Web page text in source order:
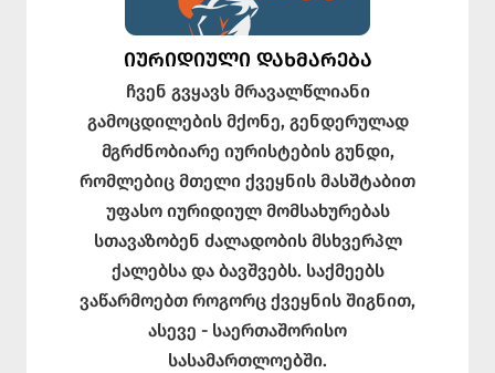
ᲘᲣᲠᲘᲓᲘᲣᲚᲘ ᲓᲐᲮᲛᲐᲠᲔᲑᲐ
ჩვენ გვყავს მრავალწლიანი
გამოცდილების მქონე, გენდერულად
მგრძნობიარე იურისტების გუნდი,
რომლებიც მთელი ქვეყნის მასშტაბით
უფასო იურიდიულ მომსახურებას
სთავაზობენ ძალადობის მსხვერპლ
ქალებსა და ბავშვებს. საქმეებს
ვაწარმოებთ როგორც ქვეყნის შიგნით,
ასევე - საერთაშორისო
სასამართლოებში.